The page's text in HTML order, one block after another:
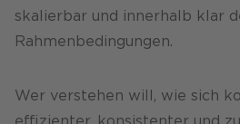
skalierbar und innerhalb klar
Rahmenbedingungen.
Wer verstehen will, wie sich